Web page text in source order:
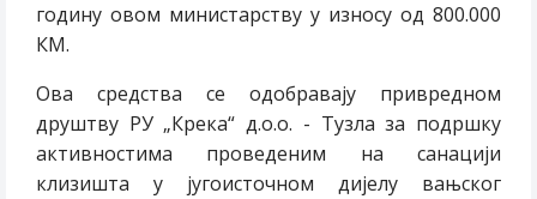
годину овом министарству у износу од 800.000
КМ.
Ова средства се одобравају привредном
друштву РУ „Крека“ д.о.о. - Тузла за подршку
активностима проведеним на санацији
клизишта у југоисточном дијелу вањског